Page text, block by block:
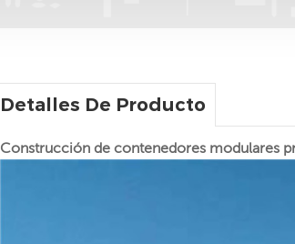
Detalles De Producto
Construcción de contenedores modulares